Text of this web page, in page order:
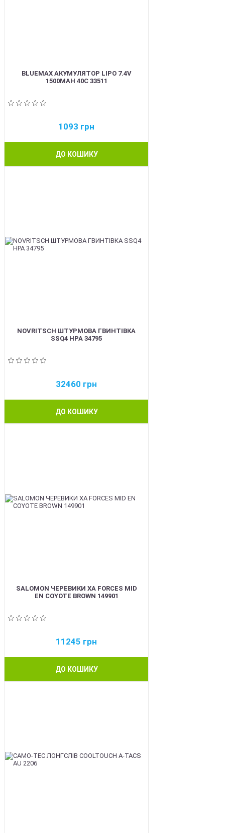
BLUEMAX АКУМУЛЯТОР LIPO 7.4V
1500MAH 40C 33511
1093 грн
ДО КОШИКУ
NOVRITSCH ШТУРМОВА ГВИНТІВКА
SSQ4 HPA 34795
32460 грн
ДО КОШИКУ
SALOMON ЧЕРЕВИКИ XA FORCES MID
EN COYOTE BROWN 149901
11245 грн
ДО КОШИКУ